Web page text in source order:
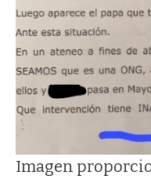
Imagen